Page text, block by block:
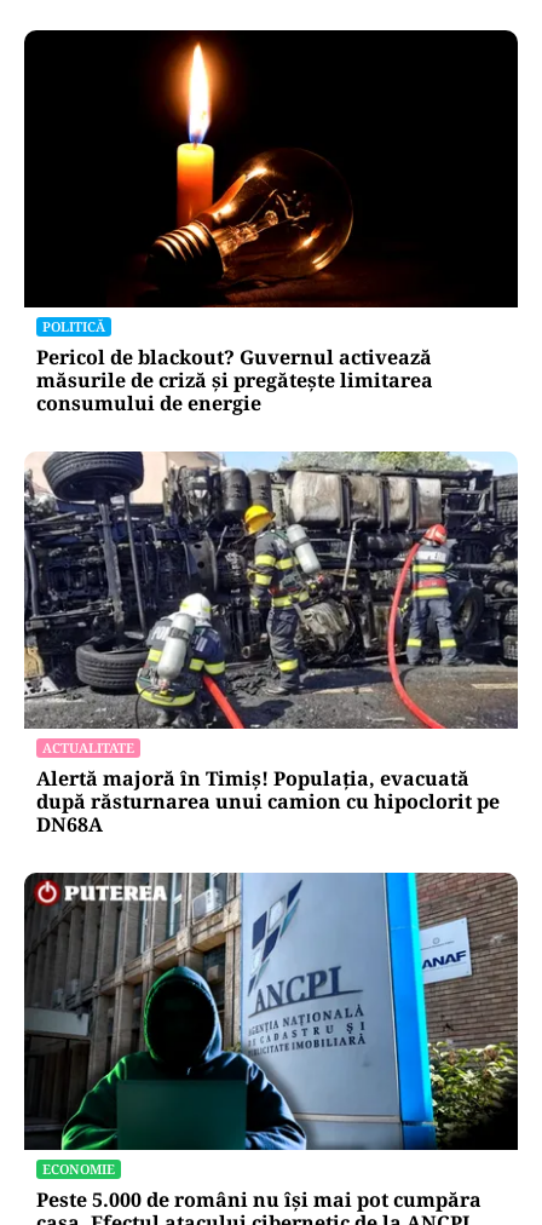
Bolojan, între lege și discreție: ce spune despre
declarația de avere a partenerei sale
POLITICĂ
Pericol de blackout? Guvernul activează
măsurile de criză și pregătește limitarea
consumului de energie
ACTUALITATE
Alertă majoră în Timiș! Populația, evacuată
după răsturnarea unui camion cu hipoclorit pe
DN68A